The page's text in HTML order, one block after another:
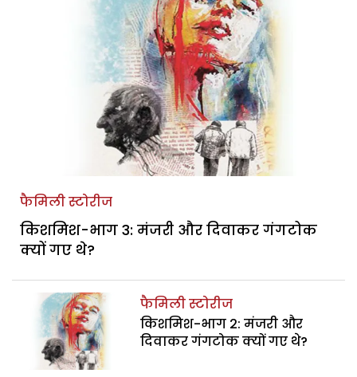
फैमिली स्टोरीज
किशमिश-भाग 3: मंजरी और दिवाकर गंगटोक
क्यों गए थे?
फैमिली स्टोरीज
किशमिश-भाग 2: मंजरी और
दिवाकर गंगटोक क्यों गए थे?